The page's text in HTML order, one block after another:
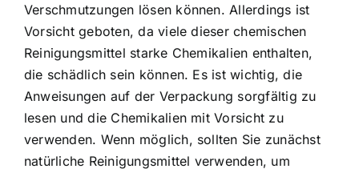
Verschmutzungen lösen können. Allerdings ist
Vorsicht geboten, da viele dieser chemischen
Reinigungsmittel starke Chemikalien enthalten,
die schädlich sein können. Es ist wichtig, die
Anweisungen auf der Verpackung sorgfältig zu
lesen und die Chemikalien mit Vorsicht zu
verwenden. Wenn möglich, sollten Sie zunächst
natürliche Reinigungsmittel verwenden, um